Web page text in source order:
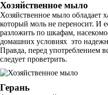
Хозяйственное мыло
Хозяйственное мыло обладает
который моль не переносит. И
разложить по шкафам,
домашних условиях это
Правда, перед употреблением
следует проветрить.
Герань